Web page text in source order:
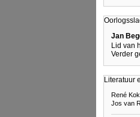
Jan
Lid van
Verder
Literatuur
René
Jos van